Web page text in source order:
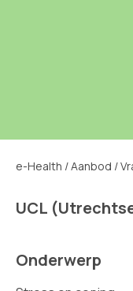
e-Health /Aanbod /
UCL
Onderwerp